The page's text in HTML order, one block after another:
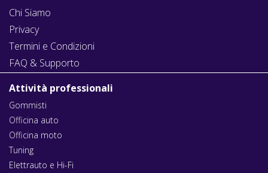
Chi Siamo
Privacy
Termini e Condizioni
FAQ & Supporto
Attività professionali
Gommisti
Officina auto
Officina moto
Tuning
Elettrauto e Hi-Fi